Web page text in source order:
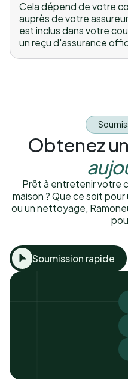
Cela dépend de votre
auprès de votre
est inclus dans votre
un reçu d'assurance
Obtenez
Prêt à entretenir votre
maison ? Que ce soit pour
ou un nettoyage,
Soumission rapide